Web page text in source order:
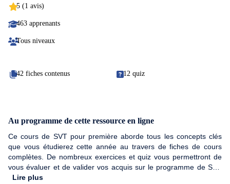
5 (1 avis)
463 apprenants
Tous niveaux
42 fiches contenus 12 quiz
Au programme de cette ressource en ligne
Ce cours de SVT pour première aborde tous les concepts clés
que vous étudierez cette année au travers de fiches de cours
complètes. De nombreux exercices et quiz vous permettront de
vous évaluer et de valider vos acquis sur le programme de SVT
1re de façon ludique, efficace et pédagogique !
Lire plus